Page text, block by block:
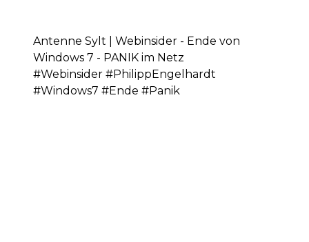
Antenne Sylt | Webinsider - Ende von
Windows 7 - PANIK im Netz
#Webinsider #PhilippEngelhardt
#Windows7 #Ende #Panik